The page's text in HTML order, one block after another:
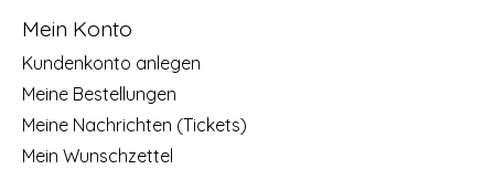
Mein Konto
Kundenkonto anlegen
Meine Bestellungen
Meine Nachrichten (Tickets)
Mein Wunschzettel